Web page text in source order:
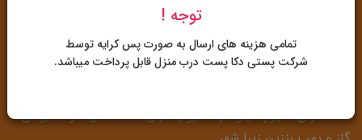
تولید ظروف آشپزخانه مجید
آدرس: شیراز، کیلومتر 3 دروازه قرآن، حد فاصل شرکت بوتان
توجه !
تمامی هزینه های ارسال به صورت پس کرایه توسط
شرکت پستی دکا پست درب منزل قابل پرداخت میباشد.